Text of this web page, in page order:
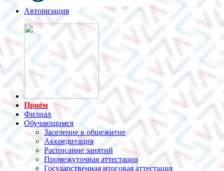
Авторизация
Приём
Филиал
Обучающимся
Заселение в общежитие
Аккредитация
Расписание занятий
Промежуточная аттестация
Государственная итоговая аттестация